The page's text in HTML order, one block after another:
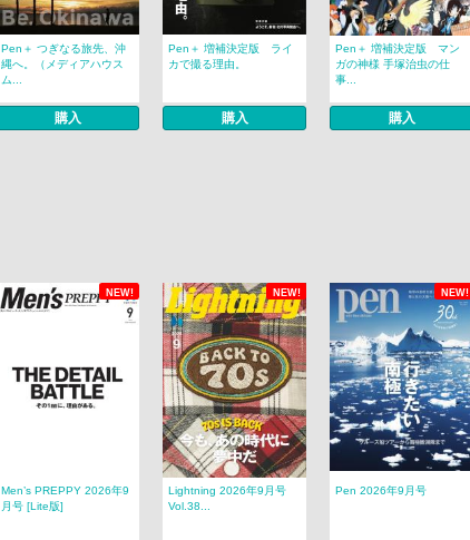
Pen＋ つぎなる旅先、沖
縄へ。（メディアハウス
ム...
購入
Pen＋ 増補決定版 ライ
カで撮る理由。
購入
Pen＋ 増補決定版 マン
ガの神様 手塚治虫の仕
事...
購入
NEW! NEW! NEW!
Men’s PREPPY 2026年9
月号 [Lite版]
Lightning 2026年9月号
Vol.38...
Pen 2026年9月号